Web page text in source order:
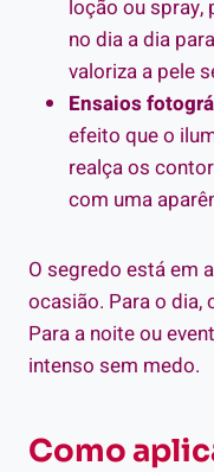
loção ou spray,
no dia a dia
valoriza a pele
Ensaios
efeito que o
realça os
com uma
O segredo está em
ocasião. Para o
Para a noite ou
intenso sem medo.
Como